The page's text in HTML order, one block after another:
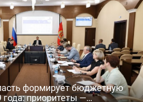
формирует бюджетную
года: приоритеты —